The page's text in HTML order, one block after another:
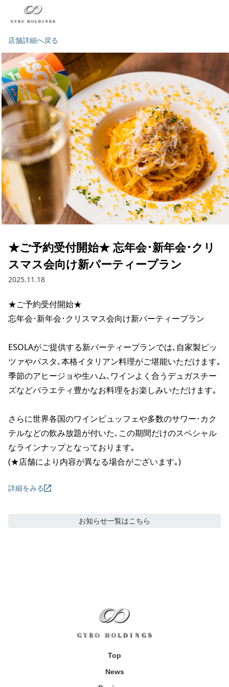
店舗詳細へ戻る
★ご予約受付開始★ 忘年会･新年会･クリ
スマス会向け新パーティープラン
2025.11.18
★ご予約受付開始★
忘年会･新年会･クリスマス会向け新パーティープラン
ESOLAがご提供する新パーティープランでは､自家製ピッ
ツァやパスタ､本格イタリアン料理がご堪能いただけます｡
季節のアヒージョや生ハム､ワインよく合うデュガスチー
ズなどバラエティ豊かなお料理をお楽しみいただけます｡
さらに世界各国のワインビュッフェや多数のサワー･カク
テルなどの飲み放題が付いた､この期間だけのスペシャル
なラインナップとなっております｡
(★店舗により内容が異なる場合がございます｡)
詳細をみる
お知らせ一覧はこちら
Top
News